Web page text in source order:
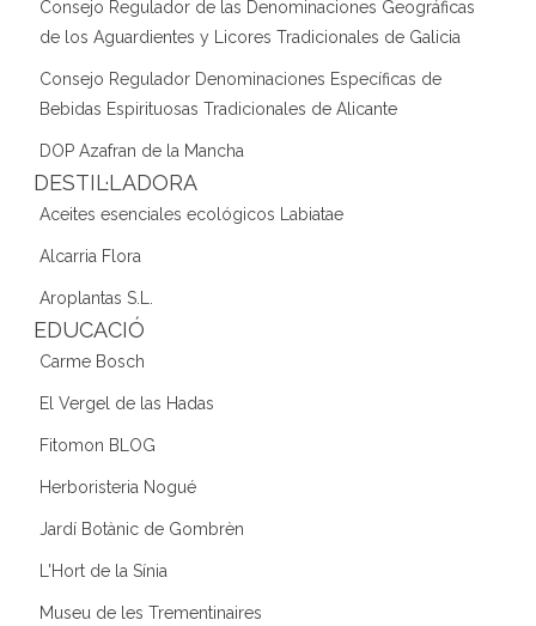
Consejo Regulador de las Denominaciones Geográficas
de los Aguardientes y Licores Tradicionales de Galicia
Consejo Regulador Denominaciones Específicas de
Bebidas Espirituosas Tradicionales de Alicante
DOP Azafran de la Mancha
DESTIL·LADORA
Aceites esenciales ecológicos Labiatae
Alcarria Flora
Aroplantas S.L.
EDUCACIÓ
Carme Bosch
El Vergel de las Hadas
Fitomon BLOG
Herboristeria Nogué
Jardí Botànic de Gombrèn
L'Hort de la Sínia
Museu de les Trementinaires